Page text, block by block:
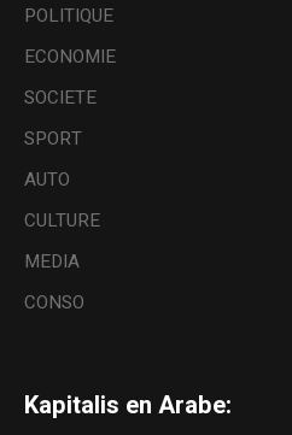
POLITIQUE
ECONOMIE
SOCIETE
SPORT
AUTO
CULTURE
MEDIA
CONSO
Kapitalis en Arabe: